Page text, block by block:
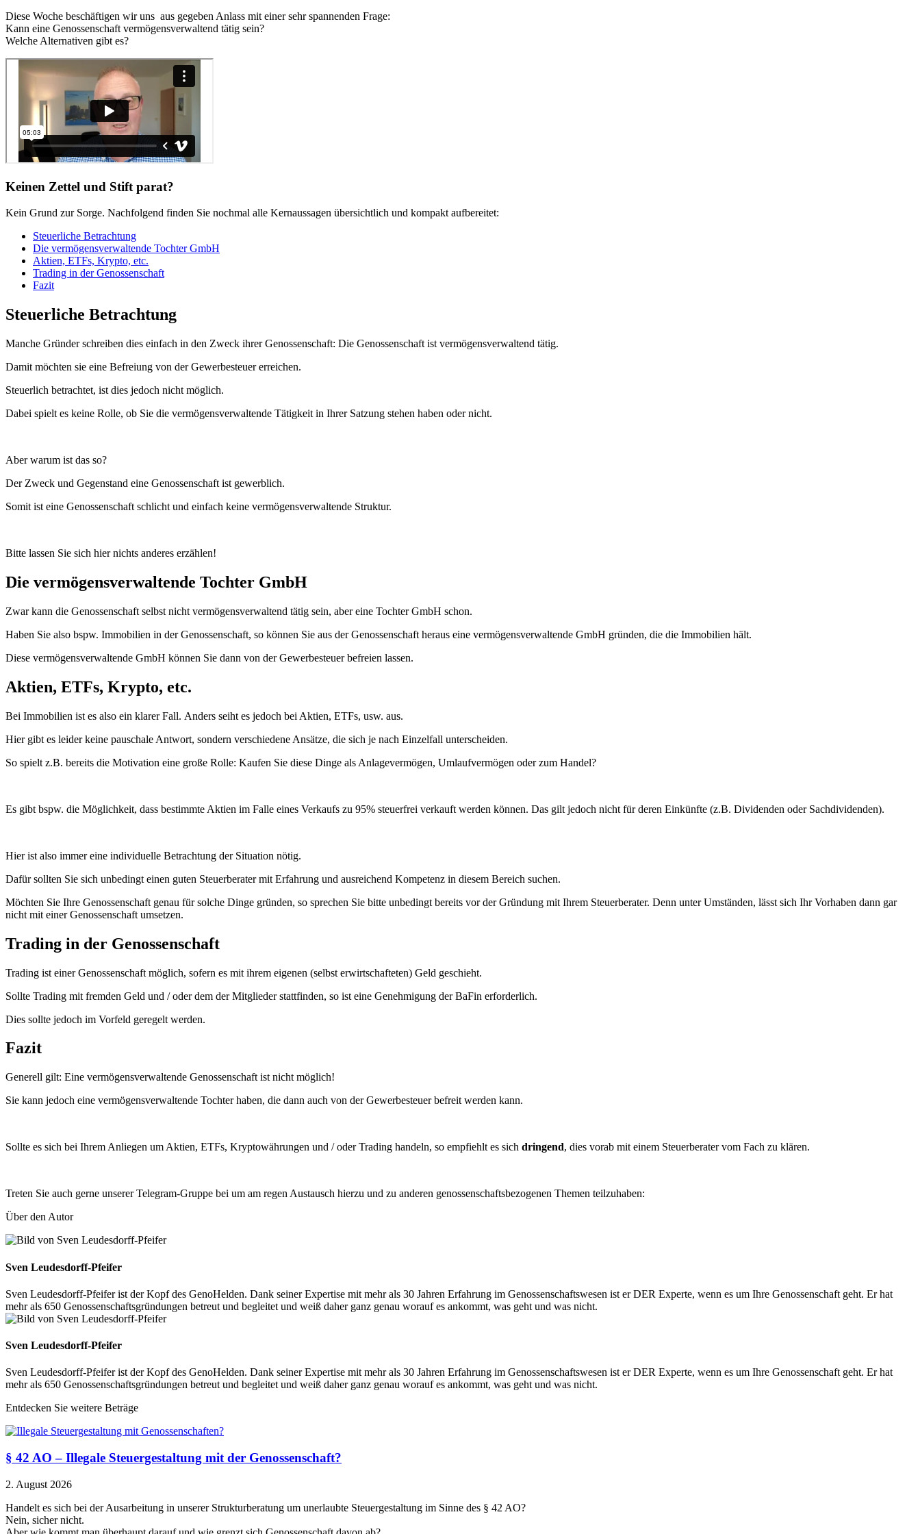
Diese Woche beschäftigen wir uns aus gegeben Anlass mit einer sehr spannenden Frage:
Kann eine Genossenschaft vermögensverwaltend tätig sein?
Welche Alternativen gibt es?
Keinen Zettel und Stift parat?
Kein Grund zur Sorge. Nachfolgend finden Sie nochmal alle Kernaussagen übersichtlich und kompakt aufbereitet:
Steuerliche Betrachtung
Die vermögensverwaltende Tochter GmbH
Aktien, ETFs, Krypto, etc.
Trading in der Genossenschaft
Fazit
Steuerliche Betrachtung
Manche Gründer schreiben dies einfach in den Zweck ihrer Genossenschaft: Die Genossenschaft ist vermögensverwaltend tätig.
Damit möchten sie eine Befreiung von der Gewerbesteuer erreichen.
Steuerlich betrachtet, ist dies jedoch nicht möglich.
Dabei spielt es keine Rolle, ob Sie die vermögensverwaltende Tätigkeit in Ihrer Satzung stehen haben oder nicht.
Aber warum ist das so?
Der Zweck und Gegenstand eine Genossenschaft ist gewerblich.
Somit ist eine Genossenschaft schlicht und einfach keine vermögensverwaltende Struktur.
Bitte lassen Sie sich hier nichts anderes erzählen!
Die vermögensverwaltende Tochter GmbH
Zwar kann die Genossenschaft selbst nicht vermögensverwaltend tätig sein, aber eine Tochter GmbH schon.
Haben Sie also bspw. Immobilien in der Genossenschaft, so können Sie aus der Genossenschaft heraus eine vermögensverwaltende GmbH gründen, die die Immobilien hält.
Diese vermögensverwaltende GmbH können Sie dann von der Gewerbesteuer befreien lassen.
Aktien, ETFs, Krypto, etc.
Bei Immobilien ist es also ein klarer Fall. Anders seiht es jedoch bei Aktien, ETFs, usw. aus.
Hier gibt es leider keine pauschale Antwort, sondern verschiedene Ansätze, die sich je nach Einzelfall unterscheiden.
So spielt z.B. bereits die Motivation eine große Rolle: Kaufen Sie diese Dinge als Anlagevermögen, Umlaufvermögen oder zum Handel?
Es gibt bspw. die Möglichkeit, dass bestimmte Aktien im Falle eines Verkaufs zu 95% steuerfrei verkauft werden können. Das gilt jedoch nicht für deren Einkünfte (z.B. Dividenden oder Sachdividenden).
Hier ist also immer eine individuelle Betrachtung der Situation nötig.
Dafür sollten Sie sich unbedingt einen guten Steuerberater mit Erfahrung und ausreichend Kompetenz in diesem Bereich suchen.
Möchten Sie Ihre Genossenschaft genau für solche Dinge gründen, so sprechen Sie bitte unbedingt bereits vor der Gründung mit Ihrem Steuerberater. Denn unter Umständen, lässt sich Ihr Vorhaben dann gar
nicht mit einer Genossenschaft umsetzen.
Trading in der Genossenschaft
Trading ist einer Genossenschaft möglich, sofern es mit ihrem eigenen (selbst erwirtschafteten) Geld geschieht.
Sollte Trading mit fremden Geld und / oder dem der Mitglieder stattfinden, so ist eine Genehmigung der BaFin erforderlich.
Dies sollte jedoch im Vorfeld geregelt werden.
Fazit
Generell gilt: Eine vermögensverwaltende Genossenschaft ist nicht möglich!
Sie kann jedoch eine vermögensverwaltende Tochter haben, die dann auch von der Gewerbesteuer befreit werden kann.
Sollte es sich bei Ihrem Anliegen um Aktien, ETFs, Kryptowährungen und / oder Trading handeln, so empfiehlt es sich dringend, dies vorab mit einem Steuerberater vom Fach zu klären.
Treten Sie auch gerne unserer Telegram-Gruppe bei um am regen Austausch hierzu und zu anderen genossenschaftsbezogenen Themen teilzuhaben:
Über den Autor
Sven Leudesdorff-Pfeifer
Sven Leudesdorff-Pfeifer ist der Kopf des GenoHelden. Dank seiner Expertise mit mehr als 30 Jahren Erfahrung im Genossenschaftswesen ist er DER Experte, wenn es um Ihre Genossenschaft geht. Er hat
mehr als 650 Genossenschaftsgründungen betreut und begleitet und weiß daher ganz genau worauf es ankommt, was geht und was nicht.
Sven Leudesdorff-Pfeifer
Sven Leudesdorff-Pfeifer ist der Kopf des GenoHelden. Dank seiner Expertise mit mehr als 30 Jahren Erfahrung im Genossenschaftswesen ist er DER Experte, wenn es um Ihre Genossenschaft geht. Er hat
mehr als 650 Genossenschaftsgründungen betreut und begleitet und weiß daher ganz genau worauf es ankommt, was geht und was nicht.
Entdecken Sie weitere Beträge
§ 42 AO – Illegale Steuergestaltung mit der Genossenschaft?
2. August 2026
Handelt es sich bei der Ausarbeitung in unserer Strukturberatung um unerlaubte Steuergestaltung im Sinne des § 42 AO?
Nein, sicher nicht.